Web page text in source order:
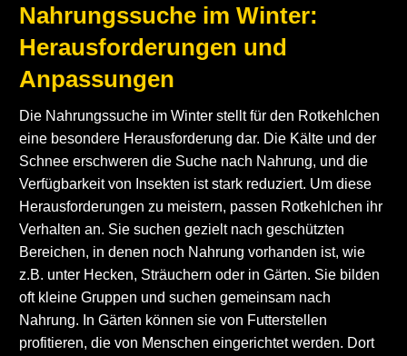
Nahrungssuche im Winter:
Herausforderungen und
Anpassungen
Die Nahrungssuche im Winter stellt für den Rotkehlchen
eine besondere Herausforderung dar. Die Kälte und der
Schnee erschweren die Suche nach Nahrung, und die
Verfügbarkeit von Insekten ist stark reduziert. Um diese
Herausforderungen zu meistern, passen Rotkehlchen ihr
Verhalten an. Sie suchen gezielt nach geschützten
Bereichen, in denen noch Nahrung vorhanden ist, wie
z.B. unter Hecken, Sträuchern oder in Gärten. Sie bilden
oft kleine Gruppen und suchen gemeinsam nach
Nahrung. In Gärten können sie von Futterstellen
profitieren, die von Menschen eingerichtet werden. Dort